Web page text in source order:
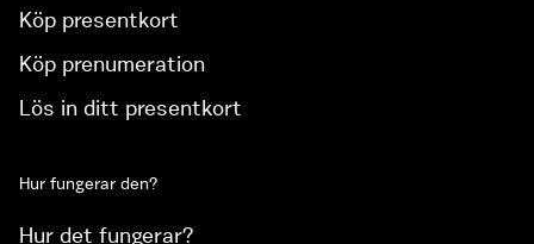
Köp presentkort
Köp prenumeration
Lös in ditt presentkort
Hur fungerar den?
Hur det fungerar?